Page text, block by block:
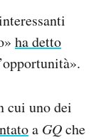
ha detto
cui uno dei
a GQche